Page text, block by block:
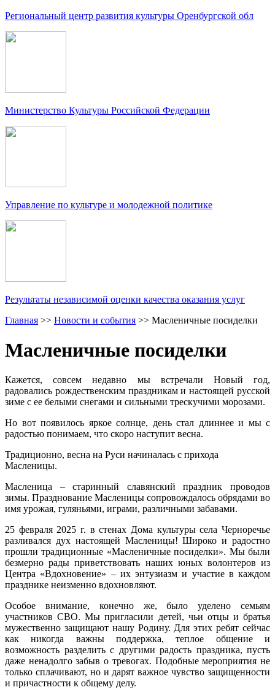
Региональный центр развития культуры Оренбургской обл
Министерство Культуры Российской Федерации
Управление по культуре и молодежной политике
Результаты независимой оценки качества оказания услуг
Главная >> Новости и события >> Масленичные посиделки
Масленичные посиделки
Кажется, совсем недавно мы встречали Новый год,
радовались рождественским праздникам и настоящей русской
зиме с ее белыми снегами и сильными трескучими морозами.
Но вот появилось яркое солнце, день стал длиннее и мы с
радостью понимаем, что скоро наступит весна.
Традиционно, весна на Руси начиналась с прихода
Масленицы.
Масленица – старинный славянский праздник проводов
зимы. Празднование Масленицы сопровождалось обрядами во
имя урожая, гуляньями, играми, различными забавами.
25 февраля 2025 г. в стенах Дома культуры села Черноречье
разливался дух настоящей Масленицы! Широко и радостно
прошли традиционные «Масленичные посиделки». Мы были
безмерно рады приветствовать наших юных волонтеров из
Центра «Вдохновение» – их энтузиазм и участие в каждом
празднике неизменно вдохновляют.
Особое внимание, конечно же, было уделено семьям
участников СВО. Мы пригласили детей, чьи отцы и братья
мужественно защищают нашу Родину. Для этих ребят сейчас
как никогда важны поддержка, теплое общение и
возможность разделить с другими радость праздника, пусть
даже ненадолго забыв о тревогах. Подобные мероприятия не
только сплачивают, но и дарят важное чувство защищенности
и причастности к общему делу.